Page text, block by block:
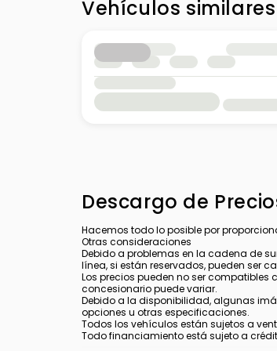
Windshield Wipers - Rear
Vehículos similares
Descargo de
Hacemos todo lo posible por
Otras consideraciones
Debido a problemas en la cadena de
línea, si están reservados, pueden ser
Los precios pueden no ser compatibles
concesionario puede variar.
Debido a la disponibilidad, algunas
opciones u otras especificaciones.
Todos los vehículos están sujetos a
Todo financiamiento está sujeto a